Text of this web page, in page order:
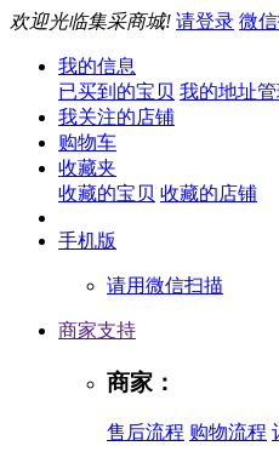
欢迎光临集采商城! 请登录 微
我的信息
已买到的宝贝 我的地址管
我关注的店铺
购物车
收藏夹
收藏的宝贝 收藏的店铺
手机版
请用微信扫描
商家支持
商家：
售后流程 购物流程